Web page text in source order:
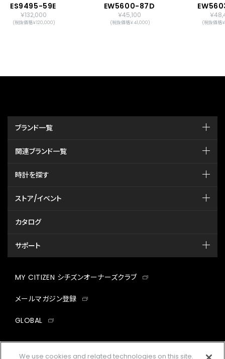
ES9495-59E
￥132,000
(税抜価格￥120,000)
EW5600-87D
￥45,100
(税抜価格￥41,000)
￥
(税抜価格
ブランド一覧
関連ブランド一覧
時計を探す
ストア/イベント
カタログ
サポート
MY CITIZEN シチズンオーナーズクラブ
メールマガジン登録
GLOBAL
We use cookies and related technologies on this site.